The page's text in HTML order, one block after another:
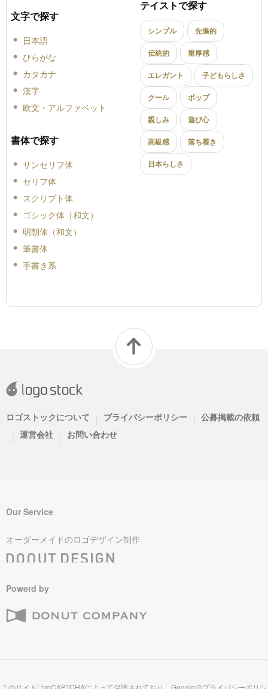
文字で探す
日本語
ひらがな
カタカナ
漢字
欧文・アルファベット
書体で探す
サンセリフ体
セリフ体
スクリプト体
ゴシック体（和文）
明朝体（和文）
筆書体
手書き系
テイストで探す
シンプル 先進的
伝統的 重厚感
エレガント 子どもらしさ
クール ポップ
親しみ 遊び心
高級感 落ち着き
日本らしさ
ロゴストックについて | プライバシーポリシー | 公募掲載の依頼
| 運営会社 | お問い合わせ
Our Service
オーダーメイドのロゴデザイン制作
Powerd by
このサイトはreCAPTCHAによって保護されており、Googleのプライバシーポリシ